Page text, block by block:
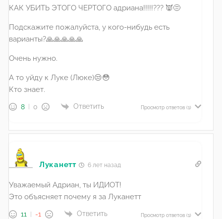
КАК УБИТЬ ЭТОГО ЧЕРТОГО адриана!!!!!??? 👿😒
Подскажите пожалуйста, у кого-нибудь есть
варианты?🙏🙏🙏🙏🙏
Очень нужно.
А то уйду к Луке (Люке)😒😳
Кто знает.
8 0 Ответить Просмотр ответов (1)
Луканетт 6 лет назад
Уважаемый Адриан, ты ИДИОТ!
Это объясняет почему я за Луканетт
11 -1 Ответить Просмотр ответов (1)